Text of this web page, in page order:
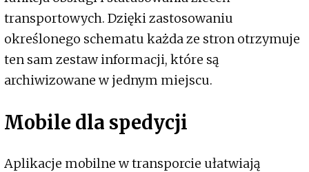
transportowych. Dzięki zastosowaniu
określonego schematu każda ze stron otrzymuje
ten sam zestaw informacji, które są
archiwizowane w jednym miejscu.
Mobile dla spedycji
Aplikacje mobilne w transporcie ułatwiają